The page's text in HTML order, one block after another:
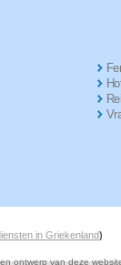
in Griekenland)
ontwerp van deze